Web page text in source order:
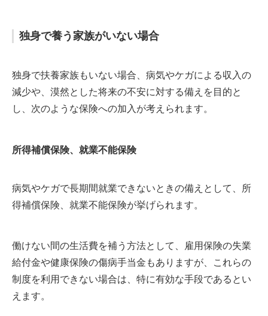
独身で養う家族がいない場合
独身で扶養家族もいない場合、病気やケガによる収入の
減少や、漠然とした将来の不安に対する備えを目的と
し、次のような保険への加入が考えられます。
所得補償保険、就業不能保険
病気やケガで長期間就業できないときの備えとして、所
得補償保険、就業不能保険が挙げられます。
働けない間の生活費を補う方法として、雇用保険の失業
給付金や健康保険の傷病手当金もありますが、これらの
制度を利用できない場合は、特に有効な手段であるとい
えます。